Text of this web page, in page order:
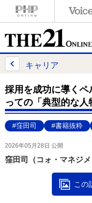
キャリア
採用を成功に導くペ
っての「典型的な人
#窪田司 #書籍抜粋
2026年05月28日 公開
窪田司（コォ・マネジ
この